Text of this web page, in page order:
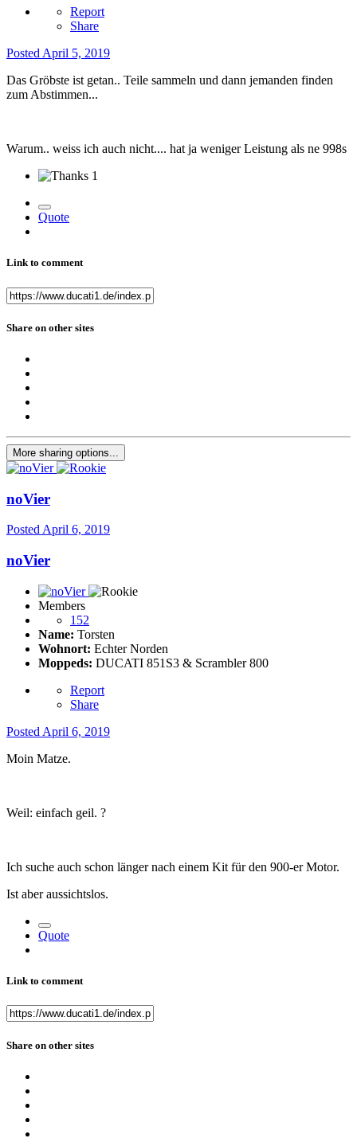
Report
Share
Posted April 5, 2019
Das Gröbste ist getan.. Teile sammeln und dann jemanden finden
zum Abstimmen...
Warum.. weiss ich auch nicht.... hat ja weniger Leistung als ne 998s
1
Quote
Link to comment
Share on other sites
More sharing options...
noVier
Posted April 6, 2019
noVier
Members
152
Name: Torsten
Wohnort: Echter Norden
Moppeds: DUCATI 851S3 & Scrambler 800
Report
Share
Posted April 6, 2019
Moin Matze.
Weil: einfach geil. ?
Ich suche auch schon länger nach einem Kit für den 900-er Motor.
Ist aber aussichtslos.
Quote
Link to comment
Share on other sites